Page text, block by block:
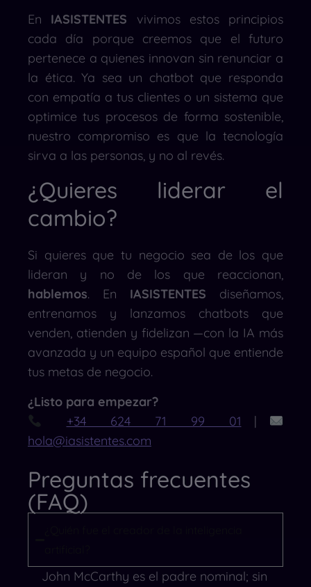
En IASISTENTES vivimos estos principios
cada día porque creemos que el futuro
pertenece a quienes innovan sin renunciar a
la ética. Ya sea un chatbot que responda
con empatía a tus clientes o un sistema que
optimice tus procesos de forma sostenible,
nuestro compromiso es que la tecnología
sirva a las personas, y no al revés.
¿Quieres liderar el
cambio?
Si quieres que tu negocio sea de los que
lideran y no de los que reaccionan,
hablemos. En IASISTENTES diseñamos,
entrenamos y lanzamos chatbots que
venden, atienden y fidelizan —con la IA más
avanzada y un equipo español que entiende
tus metas de negocio.
¿Listo para empezar?
+34 624 71 99 01 |
hola@iasistentes.com
Preguntas frecuentes
(FAQ)
John McCarthy es el padre nominal; sin